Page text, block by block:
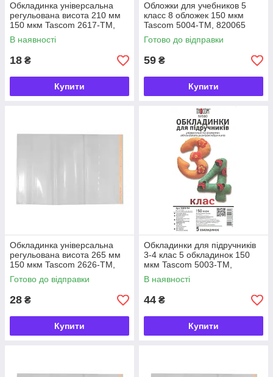
Обкладинка універсальна
регульована висота 210 мм
150 мкм Tascom 2617-TM,
863621
В наявності
18 ₴
Купити
Обложки для учебников 5
класс 8 обложек 150 мкм
Tascom 5004-TM, 820065
Готово до відправки
59 ₴
Купити
Обкладинка універсальна
регульована висота 265 мм
150 мкм Tascom 2626-TM,
863713
Готово до відправки
28 ₴
Купити
Обкладинки для підручників
3-4 клас 5 обкладинок 150
мкм Tascom 5003-TM,
820072
В наявності
44 ₴
Купити